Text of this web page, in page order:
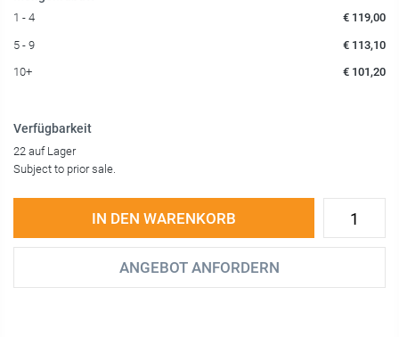
1 - 4 € 119,00
5 - 9 € 113,10
10+ € 101,20
Verfügbarkeit
22 auf Lager
Subject to prior sale.
IN DEN WARENKORB
ANGEBOT ANFORDERN